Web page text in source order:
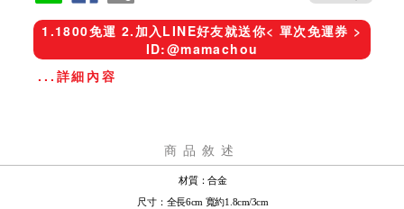
1.1800免運 2.加入LINE好友就送你< 單次免運券 >
ID:@mamachou
...詳細內容
商品敘述